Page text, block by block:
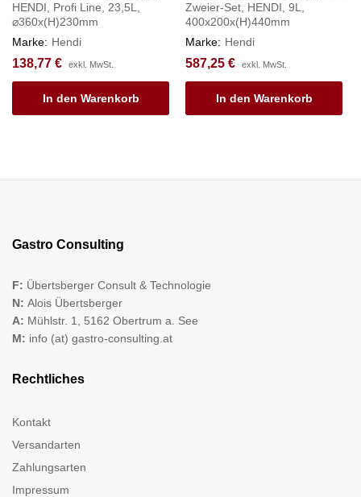
HENDI, Profi Line, 23,5L,
⌀360x(H)230mm
Marke: Hendi
138,77 € exkl. MwSt.
In den Warenkorb
Zweier-Set, HENDI, 9L,
400x200x(H)440mm
Marke: Hendi
587,25 € exkl. MwSt.
In den Warenkorb
Gastro Consulting
F: Übertsberger Consult & Technologie
N: Alois Übertsberger
A: Mühlstr. 1, 5162 Obertrum a. See
M: info (at) gastro-consulting.at
Rechtliches
Kontakt
Versandarten
Zahlungsarten
Impressum